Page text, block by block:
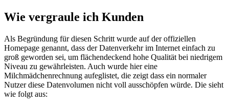
Wie vergraule ich Kunden
Als Begründung für diesen Schritt wurde auf der offiziellen
Homepage genannt, dass der Datenverkehr im Internet einfach zu
groß geworden sei, um flächendeckend hohe Qualität bei niedrigem
Niveau zu gewährleisten. Auch wurde hier eine
Milchmädchenrechnung aufeglistet, die zeigt dass ein normaler
Nutzer diese Datenvolumen nicht voll ausschöpfen würde. Die sieht
wie folgt aus: